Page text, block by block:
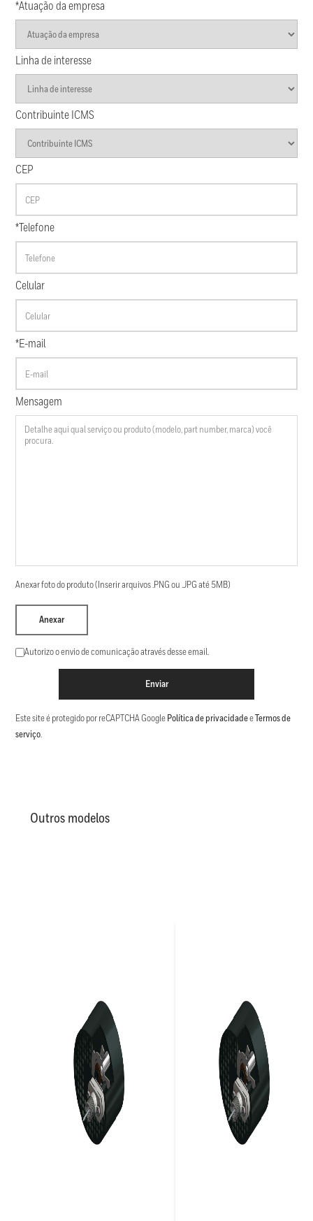
*Atuação da empresa
Linha de interesse
Contribuinte ICMS
CEP
*Telefone
Celular
*E-mail
Mensagem
Anexar foto do produto (Inserir arquivos .PNG ou .JPG até 5MB)
Anexar
Autorizo o envio de comunicação através desse email.
Enviar
Este site é protegido por reCAPTCHA Google Política de privacidadee Termos de
serviço.
Outros modelos